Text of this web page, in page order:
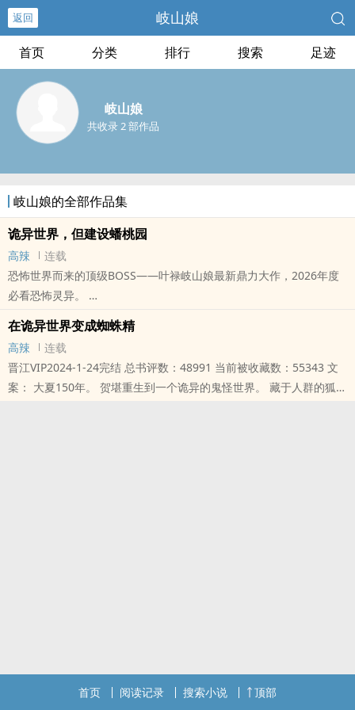
返回 岐山娘
首页 分类 排行 搜索 足迹
岐山娘
共收录 2 部作品
岐山娘的全部作品集
诡异世界，但建设蟠桃园
高辣
连载
恐怖世界而来的顶级BOSS——叶禄岐山娘最新鼎力大作，2026年度
必看恐怖灵异。
本站提示：各位书友要是觉得《诡异世界，但建设蟠桃园》还不错的
话请不要忘记向您QQ群和微博里的朋友推荐哦！
在诡异世界变成蜘蛛精
高辣
连载
晋江VIP2024-1-24完结 总书评数：48991 当前被收藏数：55343 文
案： 大夏150年。 贺堪重生到一个诡异的鬼怪世界。 藏于人群的狐坟
首页 阅读记录 搜索小说 顶部